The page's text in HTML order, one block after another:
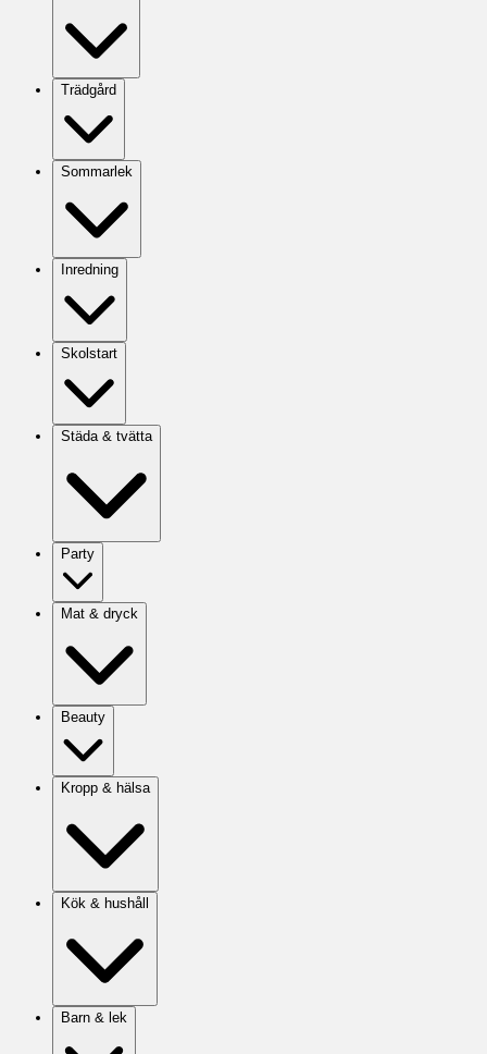
Trädgård
Sommarlek
Inredning
Skolstart
Städa & tvätta
Party
Mat & dryck
Beauty
Kropp & hälsa
Kök & hushåll
Barn & lek